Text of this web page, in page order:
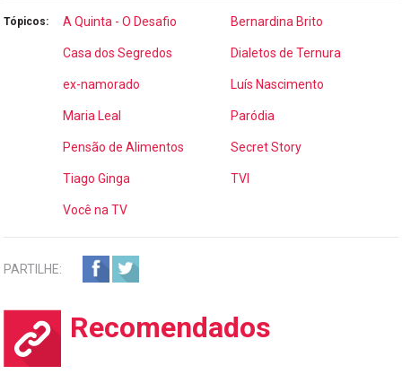
Tópicos: A Quinta - O Desafio Bernardina Brito
Casa dos Segredos Dialetos de Ternura
ex-namorado Luís Nascimento
Maria Leal Paródia
Pensão de Alimentos Secret Story
Tiago Ginga TVI
Você na TV
PARTILHE:
Recomendados